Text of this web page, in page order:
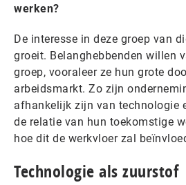
werken?
De interesse in deze groep van
groeit. Belanghebbenden willen
groep, vooraleer ze hun grote
arbeidsmarkt. Zo zijn
afhankelijk zijn van technologie
de relatie van hun toekomstige
hoe dit de werkvloer zal
Technologie als zuurstof